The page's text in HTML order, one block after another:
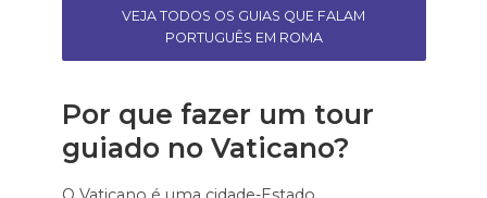
VEJA TODOS OS GUIAS QUE FALAM
PORTUGUÊS EM ROMA
Por que fazer um tour
guiado no Vaticano?